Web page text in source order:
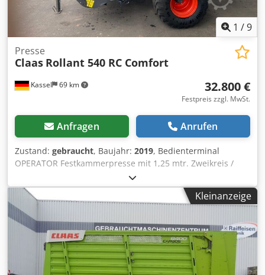
1 /9
Kassel 69 km
Presse
Claas Rollant 540 RC Comfort
32.800 €
Festpreis zzgl. MwSt.
Anfragen Anrufen
Zustand: gebraucht, Baujahr: 2019, Bedienterminal
OPERATOR Festkammerpresse mit 1,25 mtr. Zweikreis /
Druckluftbremsanlage Bereifung: 500/50 - 17 Pick-up mit
Rollenniederhalter / Eingangsgetriebe mit 1.000 U/m /
Dcedpfx Abetia Dforok
Kleinanzeige